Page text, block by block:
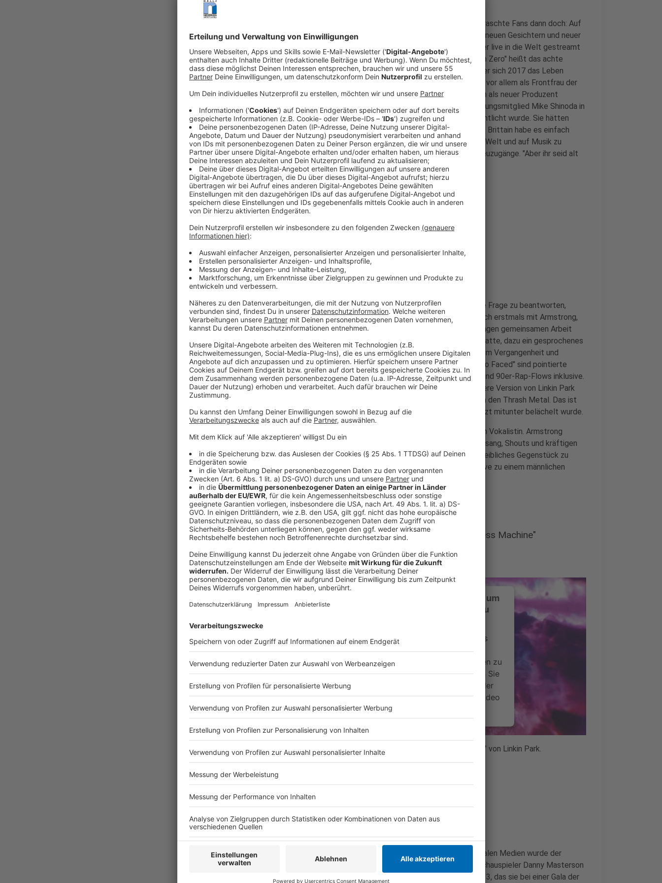
(dpa) - Gerüchte hat es zwar gegeben. Doch der große Knall überraschte Fans dann doch: Auf
einmal steht die Rockband Linkin Park wieder auf der Bühne - mit neuen Gesichtern und neuer
Musik. Bei ihrem Comeback in Los Angeles, das Anfang September live in die Welt gestreamt
wurde, kündigte die Gruppe gleich auch eine neue Platte an. "From Zero" heißt das achte
Studioalbum. Es ist das erste ohne Sänger Chester Bennington, der sich 2017 das Leben
genommen hatte. Am Mikrofon steht nun Emily Armstrong, bisher vor allem als Frontfrau der
Band Dead Sara tätig. Am Schlagzeug sitzt Colin Brittain, der auch als neuer Produzent
mitwirkt. Linkin Park habe keine Castings abgehalten, sagte Gründungsmitglied Mike Shinoda in
einem Podcast, der auf dem bandeigenen Youtube-Kanal veröffentlicht wurde. Sie hätten
Sessions mit verschiedenen Musikern gespielt, bei Armstrong und Brittain habe es einfach
gepasst. "Ihr seid jung genug, um eine andere Perspektive auf die Welt und auf Musik zu
haben", sagte der 47-Jährige über die rund zehn Jahre jüngeren Neuzugänge. "Aber ihr seid alt
genug, um Erfahrung zu haben."
Anzeige
Große Vielfalt auf kompaktem Album
Anzeige
Wie könnte nun ein Linkin Park ohne Bennington klingen? Um diese Frage zu beantworten,
haben sich die Musiker viel Zeit gelassen. Schon 2019 traf man sich erstmals mit Armstrong,
wie Shinoda im Podcast weiter erzählte. Das Ergebnis der jahrelangen gemeinsamen Arbeit
passt jetzt auf ein kompaktes Album. Zehn Tracks sind auf der Platte, dazu ein gesprochenes
Intro. Doch eine Länge von rund 32 Minuten reicht dem Sextett, um Vergangenheit und
Gegenwart zu vereinen. Tracks wie "Heavy Is The Crown" und "Two Faced" sind pointierte
Fortsetzungen zum Erfolgsalbum "Meteora" (2003) - Scratching und 90er-Rap-Flows inklusive.
Das Duett "Good Things Go" zeigt, wie spannend auch eine weichere Version von Linkin Park
klingen kann. Und mit "Casualty" gibt es dann noch einen Ausflug in den Thrash Metal. Das ist
weit weg von der gefälligen Stadionband, als die Linkin Park zuletzt mitunter belächelt wurde.
Dass so viel Abwechslung möglich ist, liegt vor allem an der neuen Vokalistin. Armstrong
überzeugt mit einer flexiblen Stimme, die zwischen glasklarem Gesang, Shouts und kräftigen
Screams wechselt. Oft war sie in den vergangenen Wochen als weibliches Gegenstück zu
Bennington beschrieben worden - und als klug gewählte Alternative zu einem männlichen
Nachfolger.
Anzeige
Die neue Single von Linkin Park im Video: "The Emptiness Machine"
Wir benötigen Ihre Zustimmung, um
den YouTube Video-Service zu
Wir verwenden einen Service eines
Drittanbieters, um Videoinhalte
einzubetten. Dieser Service kann Daten zu
Ihren Aktivitäten sammeln. Bitte lesen Sie
die Details durch und stimmen Sie der
Nutzung des Service zu, um dieses Video
Die neue Lead-Single zum neuen Album: "The Emptiness Machine" von Linkin Park.
Linkin Park: Kritik an neuer Frontsängerin
Anzeige
Neben Lob hatte Armstrong aber auch Kritik erfahren. In den sozialen Medien wurde der
Sängerin vorgeworfen, den wegen Vergewaltigung verurteilten Schauspieler Danny Masterson
vor Gericht unterstützt zu haben. Auch ein Foto aus dem Jahr 2013, das sie bei einer Gala der